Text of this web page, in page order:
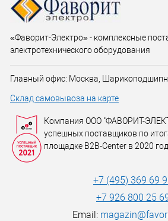
«Фаворит-Электро» - комплексные
электротехнического оборудования
Главный офис: Москва,
Склад самовывоза на карте
Компания ООО "ФАВОРИТ-
успешных поставщиков по
площадке B2B-Center в 2020
+7 (495) 369 69
+7 926 800 25
Email: